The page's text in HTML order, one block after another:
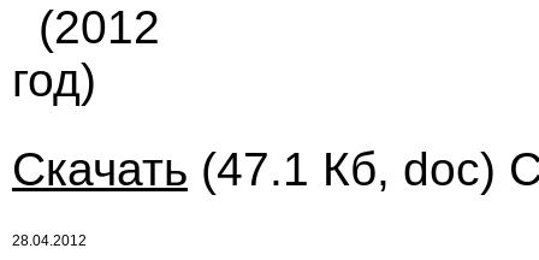
(2012
год)
Скачать (47.1 Кб, doc)
28.04.2012